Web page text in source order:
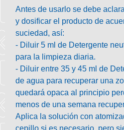
Antes de usarlo se debe
ydosificar el producto de
suciedad, así:
- Diluir 5 ml de Detergente
para la limpieza diaria.
- Diluir entre 35 y 45 ml de
de agua para recuperar una
quedará opaca al principio
menos de una semana
Aplica la solución con